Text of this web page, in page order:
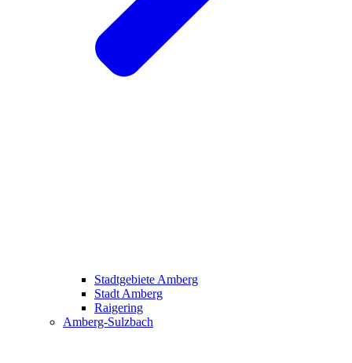
Stadtgebiete Amberg
Stadt Amberg
Raigering
Amberg-Sulzbach